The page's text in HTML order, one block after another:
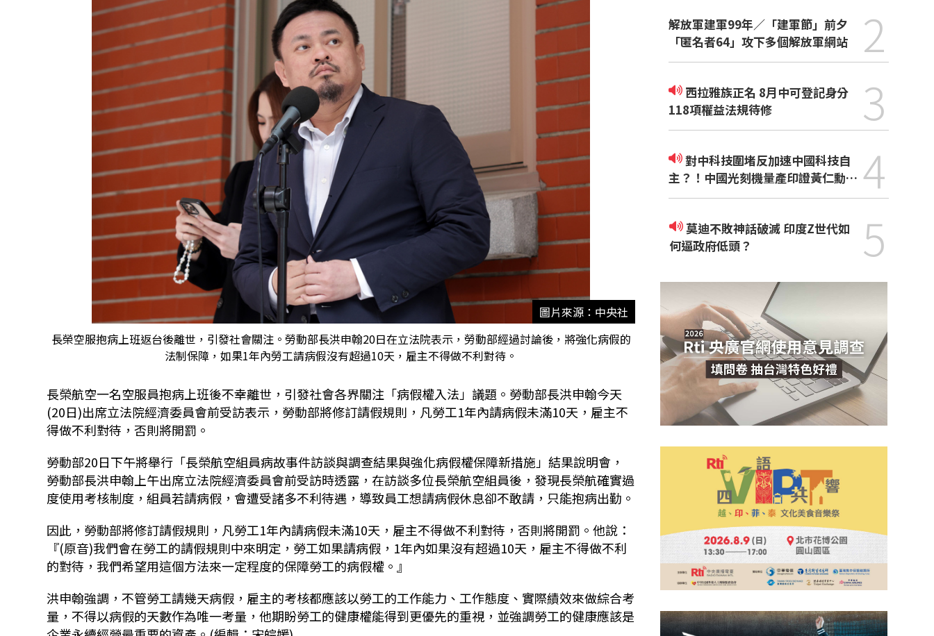
圖片來源：中央社
長榮空服抱病上班返台後離世，引發社會關注。勞動部長洪申翰20日在立法院表示，勞動部經過討論後，將強化病假的
法制保障，如果1年內勞工請病假沒有超過10天，雇主不得做不利對待。
長榮航空一名空服員抱病上班後不幸離世，引發社會各界關注「病假權入法」議題。勞動部長洪申翰今天
(20日)出席立法院經濟委員會前受訪表示，勞動部將修訂請假規則，凡勞工1年內請病假未滿10天，雇主不
得做不利對待，否則將開罰。
勞動部20日下午將舉行「長榮航空組員病故事件訪談與調查結果與強化病假權保障新措施」結果說明會，
勞動部長洪申翰上午出席立法院經濟委員會前受訪時透露，在訪談多位長榮航空組員後，發現長榮航確實過
度使用考核制度，組員若請病假，會遭受諸多不利待遇，導致員工想請病假休息卻不敢請，只能抱病出勤。
因此，勞動部將修訂請假規則，凡勞工1年內請病假未滿10天，雇主不得做不利對待，否則將開罰。他說：
『(原音)我們會在勞工的請假規則中來明定，勞工如果請病假，1年內如果沒有超過10天，雇主不得做不利
的對待，我們希望用這個方法來一定程度的保障勞工的病假權。』
洪申翰強調，不管勞工請幾天病假，雇主的考核都應該以勞工的工作能力、工作態度、實際績效來做綜合考
量，不得以病假的天數作為唯一考量，他期盼勞工的健康權能得到更優先的重視，並強調勞工的健康應該是
解放軍建軍99年／「建軍節」前夕
「匿名者64」攻下多個解放軍網站
2
118項權益法規待修
3
對中科技圍堵反加速中國科技自
主？！中國光刻機量產印證黃仁勳觀
點
4
莫迪不敗神話破滅 印度Z世代如
何逼政府低頭？
5